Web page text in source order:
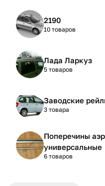
2190
10 товаров
Лада Ларкуз
5 товаров
Заводские
3 товара
Поперечины
универсальные
6 товаров